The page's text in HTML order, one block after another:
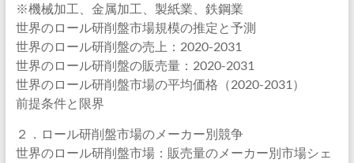
※機械加工、金属加工、製紙業、鉄鋼業
世界のロール研削盤市場規模の推定と予測
世界のロール研削盤の売上：2020-2031
世界のロール研削盤の販売量：2020-2031
世界のロール研削盤市場の平均価格（2020-2031）
前提条件と限界
２．ロール研削盤市場のメーカー別競争
世界のロール研削盤市場：販売量のメーカー別市場シェ